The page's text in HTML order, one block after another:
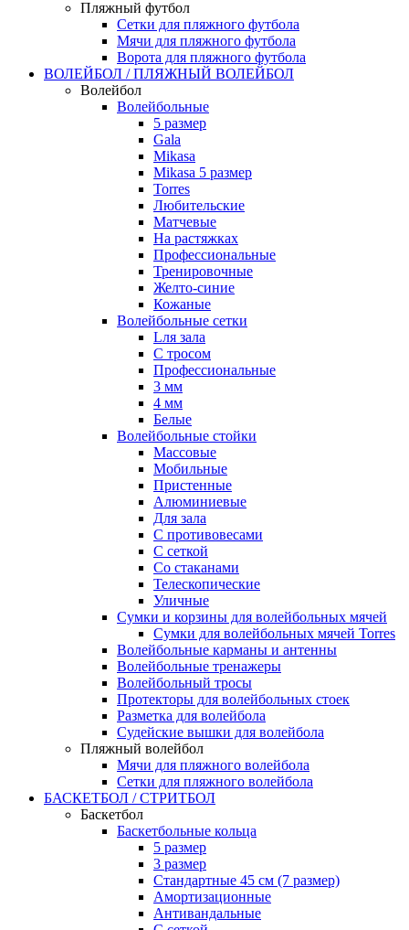
Пляжный футбол
Сетки для пляжного футбола
Мячи для пляжного футбола
Ворота для пляжного футбола
ВОЛЕЙБОЛ / ПЛЯЖНЫЙ ВОЛЕЙБОЛ
Волейбол
Волейбольные
5 размер
Gala
Mikasa
Mikasa 5 размер
Torres
Любительские
Матчевые
На растяжках
Профессиональные
Тренировочные
Желто-синие
Кожаные
Волейбольные сетки
Lля зала
C тросом
Профессиональные
3 мм
4 мм
Белые
Волейбольные стойки
Массовые
Мобильные
Пристенные
Алюминиевые
Для зала
С противовесами
С сеткой
Со стаканами
Телескопические
Уличные
Сумки и корзины для волейбольных мячей
Сумки для волейбольных мячей Torres
Волейбольные карманы и антенны
Волейбольные тренажеры
Волейбольный тросы
Протекторы для волейбольных стоек
Разметка для волейбола
Судейские вышки для волейбола
Пляжный волейбол
Мячи для пляжного волейбола
Сетки для пляжного волейбола
БАСКЕТБОЛ / СТРИТБОЛ
Баскетбол
Баскетбольные кольца
5 размер
3 размер
Стандартные 45 см (7 размер)
Амортизационные
Антивандальные